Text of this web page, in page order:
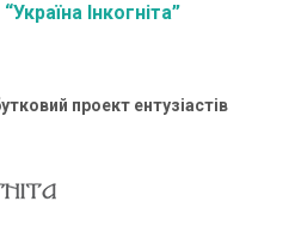
Інкогніта”
проект ентузіастів